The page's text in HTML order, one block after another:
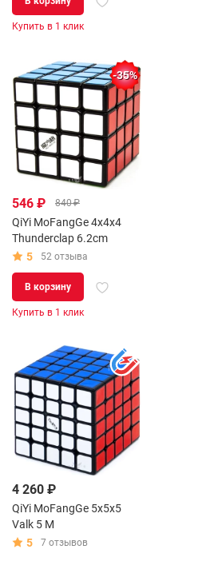
Купить в 1 клик
-35%
546 ₽ 840 ₽
QiYi MoFangGe 4x4x4
Thunderclap 6.2cm
5
52 отзыва
В корзину
Купить в 1 клик
4 260 ₽
QiYi MoFangGe 5x5x5
Valk 5 M
5
7 отзывов